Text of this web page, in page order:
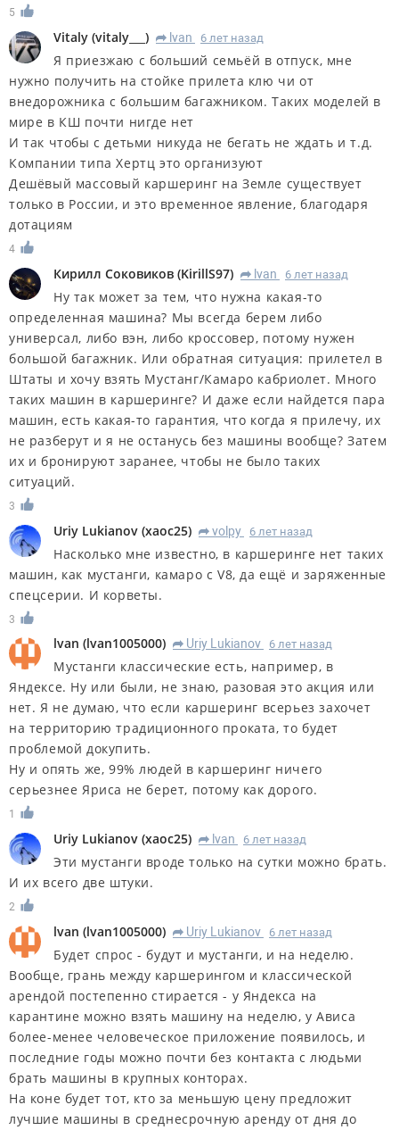
5
Vitaly (vitaly___ ) R lvan 6 лет назад
Я приезжаю с больший семьёй в отпуск, мне
нужно получить на стойке прилета клю чи от
внедорожника с большим багажником. Таких моделей в
мире в КШ почти нигде нет
И так чтобы с детьми никуда не бегать не ждать и т.д.
Компании типа Хертц это организуют
Дешёвый массовый каршеринг на Земле существует
только в России, и это временное явление, благодаря
дотациям
4
Кирилл Соковиков (KirillS97) R lvan 6 лет назад
Ну так может за тем, что нужна какая-то
определенная машина? Мы всегда берем либо
универсал, либо вэн, либо кроссовер, потому нужен
большой багажник. Или обратная ситуация: прилетел в
Штаты и хочу взять Мустанг/Камаро кабриолет. Много
таких машин в каршеринге? И даже если найдется пара
машин, есть какая-то гарантия, что когда я прилечу, их
не разберут и я не останусь без машины вообще? Затем
их и бронируют заранее, чтобы не было таких
ситуаций.
3
Uriy Lukianov (xaoc25) R volpy 6 лет назад
Насколько мне известно, в каршеринге нет таких
машин, как мустанги, камаро с V8, да ещё и заряженные
спецсерии. И корветы.
3
lvan (lvan1005000) R Uriy Lukianov 6 лет назад
Мустанги классические есть, например, в
Яндексе. Ну или были, не знаю, разовая это акция или
нет. Я не думаю, что если каршеринг всерьез захочет
на территорию традиционного проката, то будет
проблемой докупить.
Ну и опять же, 99% людей в каршеринг ничего
серьезнее Яриса не берет, потому как дорого.
1
Uriy Lukianov (xaoc25) R lvan 6 лет назад
Эти мустанги вроде только на сутки можно брать.
И их всего две штуки.
2
lvan (lvan1005000) R Uriy Lukianov 6 лет назад
Будет спрос - будут и мустанги, и на неделю.
Вообще, грань между каршерингом и классической
арендой постепенно стирается - у Яндекса на
карантине можно взять машину на неделю, у Ависа
более-менее человеческое приложение появилось, и
последние годы можно почти без контакта с людьми
брать машины в крупных конторах.
На коне будет тот, кто за меньшую цену предложит
лучшие машины в среднесрочную аренду от дня до